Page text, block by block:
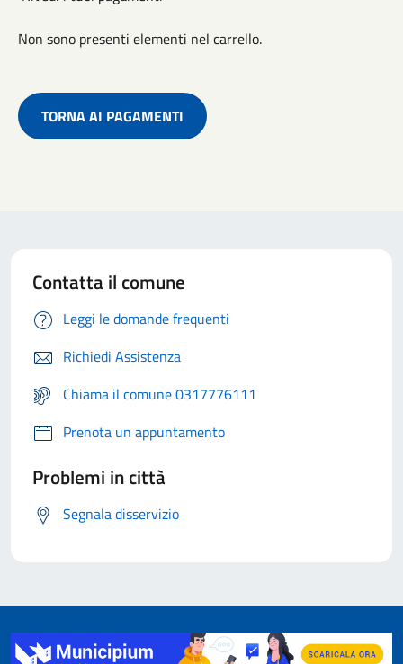
Non sono presenti elementi nel carrello.
TORNA AI PAGAMENTI
Contatta il comune
Leggi le domande frequenti
Richiedi Assistenza
Chiama il comune 0317776111
Prenota un appuntamento
Problemi in città
Segnala disservizio